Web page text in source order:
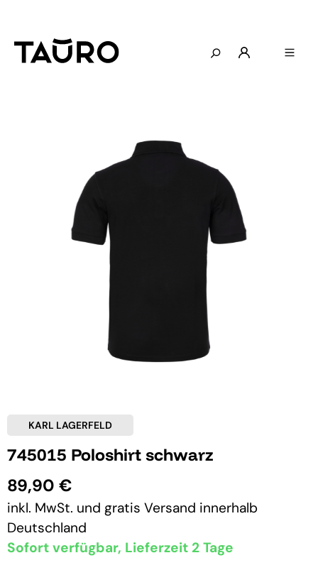
KARL LAGERFELD
745015 Poloshirt schwarz
89,90 €
inkl. MwSt. und gratis Versand innerhalb
Deutschland
Sofort verfügbar, Lieferzeit 2 Tage